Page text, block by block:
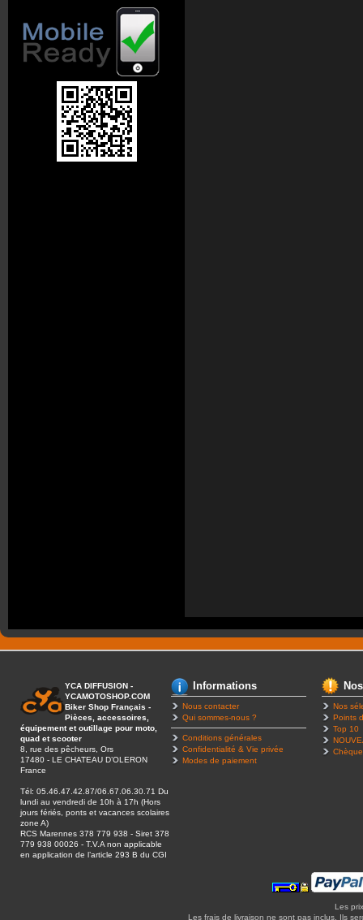
YCA DIFFUSION -
YCAMOTOSHOP.COM
Biker Shop Français -
Pièces, accessoires,
équipement et outillage pour moto,
quad et scooter
8, rue des pêcheurs, Ors
17480 - LE CHATEAU D’OLERON
France
Tél: 05.46.47.42.87/06.67.06.30.71 Du
lundi au vendredi de 10h à 17h (Hors
jours fériés, ponts et vacances scolaires
zone A)
RCS Marennes 378 779 938 - Siret 378
779 938 00026 - T.V.A non applicable
en application de l’article 293 B du CGI
Informations
Nous contacter
Qui sommes-nous ?
Conditions générales
Confidentialité & Vie privée
Modes de paiement
Nos
Points
Top 10
Les
Les frais de livraison ne sont pas inclus. Ils